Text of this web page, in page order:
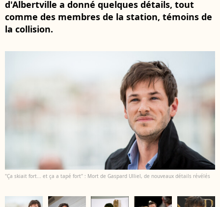
d'Albertville a donné quelques détails, tout
comme des membres de la station, témoins de
la collision.
"Ça skiait fort... et ça a tapé fort" : Mort de Gaspard Ulliel, de nouveaux détails révélés